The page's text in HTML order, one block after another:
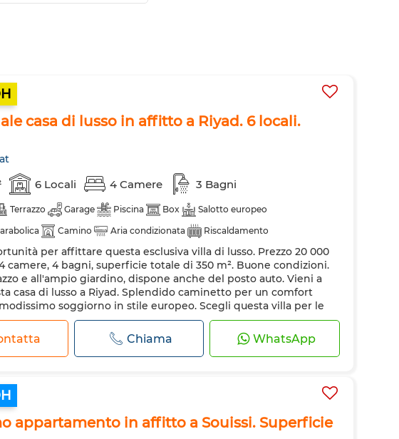
casa di lusso in affitto a Riyad. 6 locali.
6 Locali 4 Camere 3 Bagni
Terrazzo Garage Piscina Box
Salotto europeo
Camino Aria condizionata
Riscaldamento
Frigorifero Forno Lavatrice
Forno a microonde
Ammessi animali domestici
per affittare questa esclusiva villa di lusso. Prezzo 20 000
camere, 4 bagni, superficie totale di 350 m². Buone condizioni.
e all'ampio giardino, dispone anche del posto auto. Vieni a
casa di lusso a Riyad. Splendido caminetto per un comfort
soggiorno in stile europeo. Scegli questa villa per le
vieni a vederla subito!. Sistema con antenna...
Chiama WhatsApp
appartamento in affitto a Souissi. Superficie